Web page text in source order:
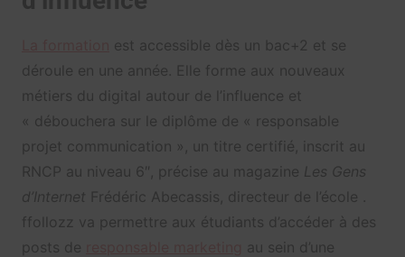
est accessible dès un bac+2 et se
déroule en une année. Elle forme aux nouveaux
métiers du digital autour de l’influence et
« débouchera sur le diplôme de « responsable
projet communication », un titre certifié, inscrit au
RNCP au niveau 6″, précise au magazine Les Gens
d’Internet Frédéric Abecassis, directeur de l’école .
ffollozz va permettre aux étudiants d’accéder à des
posts de
au sein d’une